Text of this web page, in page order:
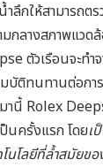
ลึกให้สามารถตร
มกลางสภาพแว
ตัวเรือนจะท
ติทนทานต่อกา
นี้ Rolex
นครั้งแรก โดยเ
นโลยีที่ล้ำสมัยข